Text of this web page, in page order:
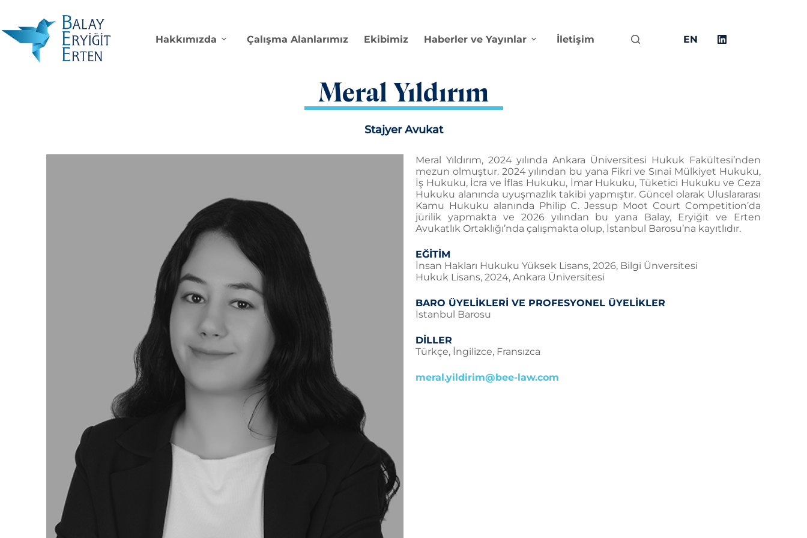
Hakkımızda Çalışma Alanlarımız Ekibimiz Haberler ve Yayınlar İletişim EN
Meral Yıldırım
Stajyer Avukat
Meral Yıldırım, 2024 yılında Ankara Üniversitesi Hukuk Fakültesi’nden
mezun olmuştur. 2024 yılından bu yana Fikri ve Sınai Mülkiyet Hukuku,
İş Hukuku, İcra ve İflas Hukuku, İmar Hukuku, Tüketici Hukuku ve Ceza
Hukuku alanında uyuşmazlık takibi yapmıştır. Güncel olarak Uluslararası
Kamu Hukuku alanında Philip C. Jessup Moot Court Competition’da
jürilik yapmakta ve 2026 yılından bu yana Balay, Eryiğit ve Erten
Avukatlık Ortaklığı’nda çalışmakta olup, İstanbul Barosu’na kayıtlıdır.
EĞİTİM
İnsan Hakları Hukuku Yüksek Lisans, 2026, Bilgi Ünversitesi
Hukuk Lisans, 2024, Ankara Üniversitesi
BARO ÜYELİKLERİ VE PROFESYONEL ÜYELİKLER
İstanbul Barosu
DİLLER
Türkçe, İngilizce, Fransızca
meral.yildirim@bee-law.com